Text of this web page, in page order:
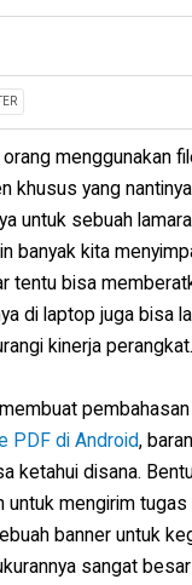
menggunakan
khusus yang
untuk sebuah
banyak kita
tentu bisa
di laptop juga bisa
kinerja perangkat.
PDF di Android,
ketahui disana.
untuk mengirim
banner untuk
sangat